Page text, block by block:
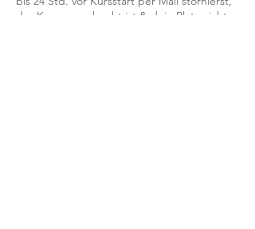
der Kurs ausgebucht ist & dein Platz nicht